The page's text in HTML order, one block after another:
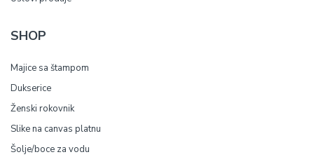
SHOP
Majice sa štampom
Dukserice
Ženski rokovnik
Slike na canvas platnu
Šolje/boce za vodu